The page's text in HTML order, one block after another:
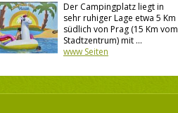
Der Campingplatz liegt in
sehr ruhiger Lage etwa 5 Km
südlich von Prag (15 Km vom
Stadtzentrum) mit ...
www Seiten